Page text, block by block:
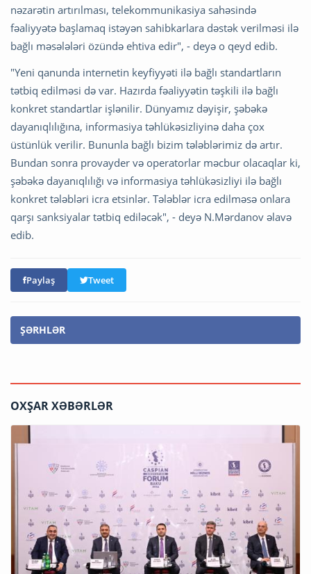
nəzarətin artırılması, telekommunikasiya sahəsində
fəaliyyətə başlamaq istəyən sahibkarlara dəstək verilməsi ilə
bağlı məsələləri özündə ehtiva edir", - deyə o qeyd edib.
"Yeni qanunda internetin keyfiyyəti ilə bağlı standartların
tətbiq edilməsi də var. Hazırda fəaliyyətin təşkili ilə bağlı
konkret standartlar işlənilir. Dünyamız dəyişir, şəbəkə
dayanıqlılığına, informasiya təhlükəsizliyinə daha çox
üstünlük verilir. Bununla bağlı bizim tələblərimiz də artır.
Bundan sonra provayder və operatorlar məcbur olacaqlar ki,
şəbəkə dayanıqlılığı və informasiya təhlükəsizliyi ilə bağlı
konkret tələbləri icra etsinlər. Tələblər icra edilməsə onlara
qarşı sanksiyalar tətbiq ediləcək", - deyə N.Mərdanov əlavə
edib.
Paylaş Tweet
ŞƏRHLƏR
OXŞAR XƏBƏRLƏR